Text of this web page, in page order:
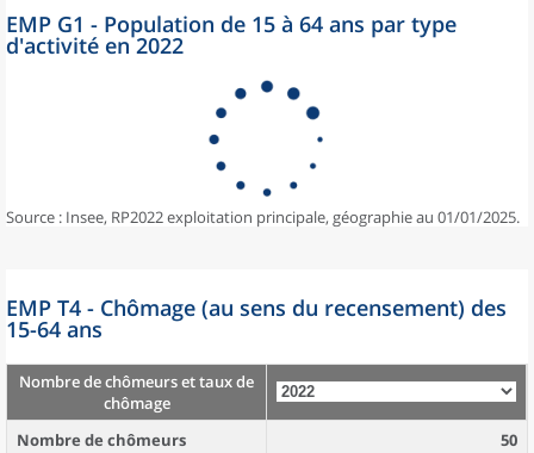
EMP G1 - Population de 15 à 64 ans par type
d'activité en 2022
Source : Insee, RP2022 exploitation principale, géographie au 01/01/2025.
EMP T4 - Chômage (au sens du recensement) des
15-64 ans
Nombre de chômeurs et taux de
chômage
Nombre de chômeurs
50